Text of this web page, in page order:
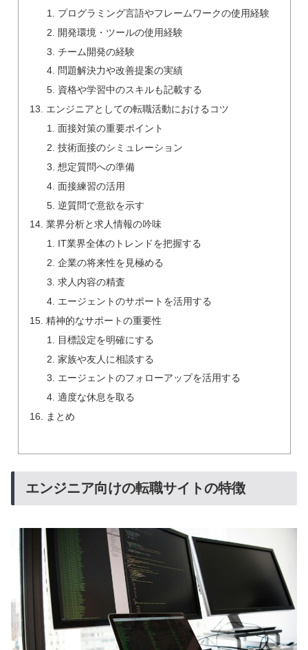
プログラミング言語やフレームワークの使用経験
開発環境・ツールの使用経験
チーム開発の経験
問題解決力や改善提案の実績
資格や学習中のスキルも記載する
エンジニアとしての転職活動におけるコツ
面接対策の重要ポイント
技術面接のシミュレーション
想定質問への準備
面接練習の活用
逆質問で意欲を示す
業界分析と求人情報の吟味
IT業界全体のトレンドを把握する
企業の将来性を見極める
求人内容の精査
エージェントのサポートを活用する
精神的なサポートの重要性
目標設定を明確にする
家族や友人に相談する
エージェントのフォローアップを活用する
適度な休息を取る
まとめ
エンジニア向けの転職サイトの特徴